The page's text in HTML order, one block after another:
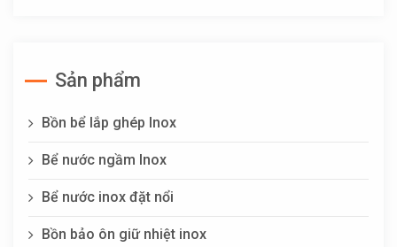
Sản phẩm
Bồn bể lắp ghép Inox
Bể nước ngầm Inox
Bể nước inox đặt nổi
Bồn bảo ôn giữ nhiệt inox